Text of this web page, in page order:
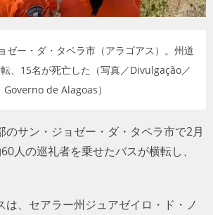
ビジネス
コラム
ゼー・ダ・タペラ市（アラゴアス）。州道
、15名が死亡した（写真／Divulgação／
Governo de Alagoas）
のサン・ジョゼー・ダ・タペラ市で2月
人の巡礼者を乗せたバスが横転し、
は、セアラー州ジュアゼイロ・ド・ノ